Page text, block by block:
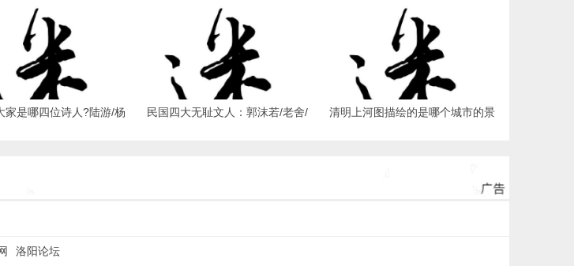
区
异区
异区
家是哪四位诗人?陆游/杨
民国四大无耻文人：郭沫若/老舍/
清明上河图描绘的是哪个城市的景
洛阳论坛